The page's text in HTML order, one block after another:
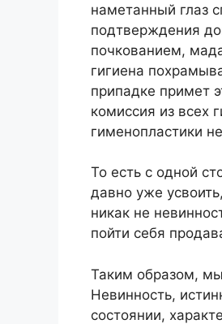
наметанный глаз
подтверждения
почкованием,
гигиена
припадке примет
комиссия из всех
гименопластики
То есть с одной
давно уже
никак не
пойти себя
Таким образом,
Невинность,
состоянии,